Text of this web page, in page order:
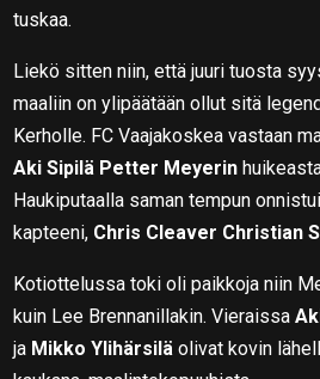
tuskaa.
Liekö sitten niin, että juuri tuosta
maaliin on ylipäätään ollut sitä
Kerholle. FC Vaajakoskea vastaan
Aki Sipilä Petter Meyerin
Haukiputaalla saman tempun
kapteeni, Chris Cleaver Christian
Kotiottelussa toki oli paikkoja niin
kuin Lee Brennanillakin. Vieraissa
ja Mikko Ylihärsilä olivat kovin